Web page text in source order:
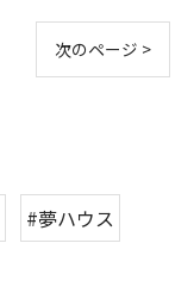
次のページ >
#夢ハウス